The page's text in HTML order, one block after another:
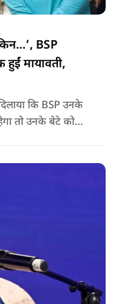
BSP
मायावती,
कि BSP उनके
तो उनके बेटे को